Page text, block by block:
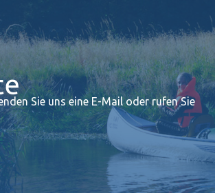
Sie uns eine E-Mail oder rufen Sie